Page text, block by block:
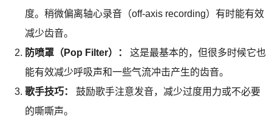
度。稍微偏离轴心录音（off-axis recording）有时能有效
减少齿音。
防喷罩（Pop Filter）：
这是最基本的，但很多时候它也
能有效减少呼吸声和一些气流冲击产生的齿音。
歌手技巧：
鼓励歌手注意发音，减少过度用力或不必要
的嘶嘶声。